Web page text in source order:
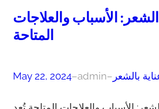
الأسباب والعلاجات
المتاحة
May 22, 2024–admin– بالشعر